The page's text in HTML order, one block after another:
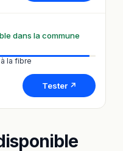
dans la commune
la fibre
Tester ↗